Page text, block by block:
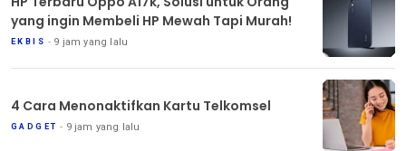
yang ingin Membeli HP Mewah Tapi Murah!
EKBIS 9 jam yang lalu
4 Cara Menonaktifkan Kartu Telkomsel
GADGET 9 jam yang lalu